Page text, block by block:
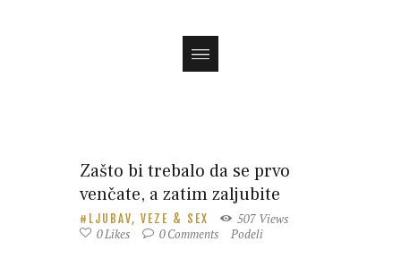
Zašto bi trebalo da se prvo
venčate, a zatim zaljubite
LJUBAV, VEZE & SEX 507 Views
0Likes 0Comments Podeli